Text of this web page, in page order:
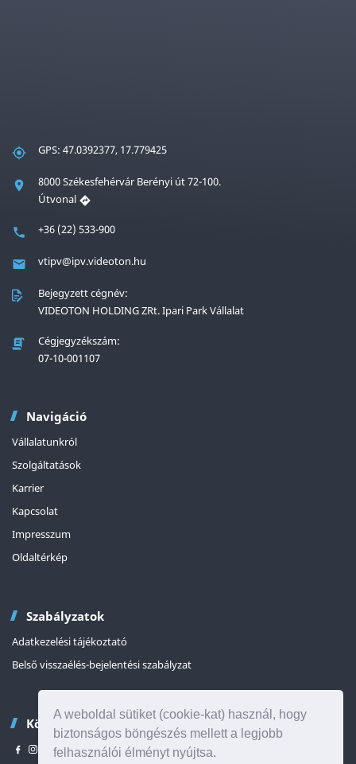
A weboldal sütiket (cookie-kat) használ, hogy
biztonságos böngészés mellett a legjobb
felhasználói élményt nyújtsa.
GPS: 47.0392377, 17.779425
8000 Székesfehérvár Berényi út 72-100.
Útvonal
+36 (22) 533-900
vtipv@ipv.videoton.hu
Bejegyzett cégnév:
VIDEOTON HOLDING ZRt. Ipari Park Vállalat
Cégjegyzékszám:
07-10-001107
Navigáció
Vállalatunkról
Szolgáltatások
Karrier
Kapcsolat
Impresszum
Oldaltérkép
Szabályzatok
Adatkezelési tájékoztató
Belső visszaélés-bejelentési szabályzat
Kövessen minket